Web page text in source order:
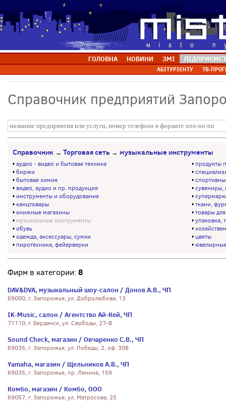
ГОЛОВНА НОВИНИ ЗМІ
АБІТУРІЄНТУ ТВ-
Справочник предприятий
Справочник → Торговая сеть → музыкальные инструменты
•аудио - видео и бытовая техника
•биржи
•бытовая химия
• видео, аудио и пр. продукция
• инструменты и оборудование
• канцтовары
• книжные магазины
• музыкальные инструменты
•обувь
•одежда, аксессуары, сумки
• пиротехника, фейерверки
• продукты
•
•
•сувениры,
•
•ткани,
•товары
•упаковка,
•
• цветы
•
Фирм в категории: 8
DAV&DVA, музыкальный шоу-салон / Донов А.В., ЧП
69000, г. Запорожье, ул. Добролюбова, 13
IK-Music, салон / Агентство Ай-Кей, ЧП
71110, г. Бердянск, ул. Свободы, 27-В
Sound Check, магазин / Овчаренко С.В., ЧП
69035, г. Запорожье, ул. Победы, 2, оф. 308
Yamaha, магазин / Щельников А.В., ЧП
69035, г. Запорожье, пр. Ленина, 159
Комбо, магазин / Комбо, ООО
69057, г. Запорожье, ул. Матросова, 25